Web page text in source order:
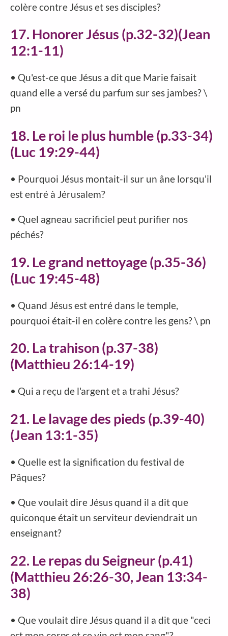
colère contre Jésus et ses disciples?
17. Honorer Jésus (p.32-32)(Jean
12:1-11)
• Qu'est-ce que Jésus a dit que Marie faisait
quand elle a versé du parfum sur ses jambes? \
pn
18. Le roi le plus humble (p.33-34)
(Luc 19:29-44)
• Pourquoi Jésus montait-il sur un âne lorsqu'il
est entré à Jérusalem?
• Quel agneau sacrificiel peut purifier nos
péchés?
19. Le grand nettoyage (p.35-36)
(Luc 19:45-48)
• Quand Jésus est entré dans le temple,
pourquoi était-il en colère contre les gens? \ pn
20. La trahison (p.37-38)
(Matthieu 26:14-19)
• Qui a reçu de l'argent et a trahi Jésus?
21. Le lavage des pieds (p.39-40)
(Jean 13:1-35)
• Quelle est la signification du festival de
Pâques?
• Que voulait dire Jésus quand il a dit que
quiconque était un serviteur deviendrait un
enseignant?
22. Le repas du Seigneur (p.41)
(Matthieu 26:26-30, Jean 13:34-
38)
• Que voulait dire Jésus quand il a dit que "ceci